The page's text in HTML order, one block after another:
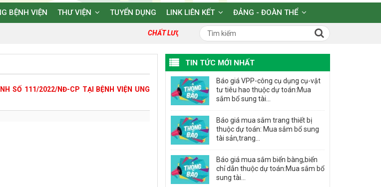
BỆNH VIỆN THƯ VIỆN TUYỂN DỤNG LINK LIÊN KẾT ĐẢNG - ĐOÀN THỂ
CHẤT LƯỢNG TẠO DỰNG NIỀM TIN VÀ HY VỌNG!
SỐ 111/2022/NĐ-CP TẠI BỆNH VIỆN UNG
TIN TỨC MỚI NHẤT
Báo giá VPP-công cụ dụng cụ-vật
tư tiêu hao thuộc dự toán:Mua
sắm bổ sung tài...
Báo giá mua sắm trang thiết bị
thuộc dự toán: Mua sắm bổ sung
tài sản,trang...
Báo giá mua sắm biển bàng,biển
chỉ dẫn thuộc dự toán:Mua sắm bổ
sung tài...